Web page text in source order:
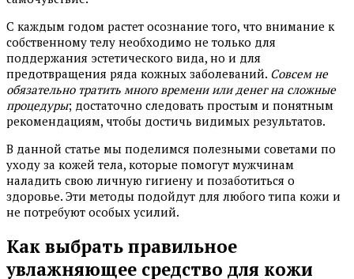
С каждым годом растет осознание того, что внимание к
собственному телу необходимо не только для
поддержания эстетического вида, но и для
предотвращения ряда кожных заболеваний. Совсем не
обязательно тратить много времени или денег на сложные
процедуры; достаточно следовать простым и понятным
рекомендациям, чтобы достичь видимых результатов.
В данной статье мы поделимся полезными советами по
уходу за кожей тела, которые помогут мужчинам
наладить свою личную гигиену и позаботиться о
здоровье. Эти методы подойдут для любого типа кожи и
не потребуют особых усилий.
Как выбрать правильное
увлажняющее средство для кожи